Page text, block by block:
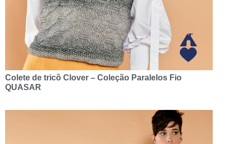
Colete de tricô Clover – Coleção Paralelos Fio
QUASAR